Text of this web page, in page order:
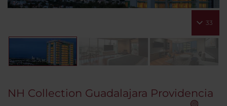
33
NH Collection Guadalajara Providencia